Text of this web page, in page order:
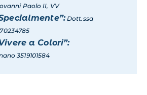
Paolo II, VV
Dott.ssa
a Colori”:
3519101584